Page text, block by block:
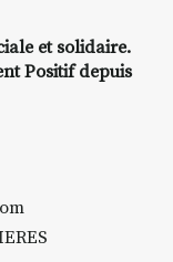
à
Fumoir n’est
et solidaire.
Positif depuis